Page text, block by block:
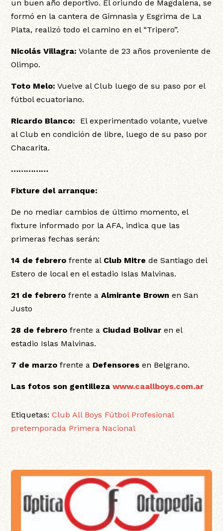
un buen año deportivo. El oriundo de Magdalena, se
formó en la cantera de Gimnasia y Esgrima de La
Plata, realizó todo el camino en el “Tripero”.
Nicolás Villagra: Volante de 23 años proveniente de
Olimpo.
Toto Melo: Vuelve al Club luego de su paso por el
fútbol ecuatoriano.
Ricardo Blanco: El experimentado volante, vuelve
al Club en condición de libre, luego de su paso por
Chacarita.
……………
Fixture del arranque:
De no mediar cambios de último momento, el
fixture informado por la AFA, indica que las
primeras fechas serán:
14 de febrero frente al Club Mitre de Santiago del
Estero de local en el estadio Islas Malvinas.
21 de febrero frente aAlmirante Brown en San
Justo
28 de febrero frente a Ciudad Bolivar en el
estadio Islas Malvinas.
7 de marzo frente a Defensoresen Belgrano.
Las fotos son gentillezawww.caallboys.com.ar
Etiquetas:Club All Boys Fútbol Profesional
pretemporada Primera Nacional